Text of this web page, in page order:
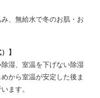
、無給水で冬のお肌・お
】
湿、室温を下げない除湿
から室温が安定した後ま
ます。